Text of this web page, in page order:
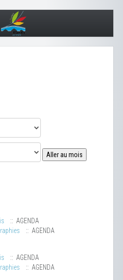
Aller au mois
:: AGENDA
:: AGENDA
:: AGENDA
:: AGENDA